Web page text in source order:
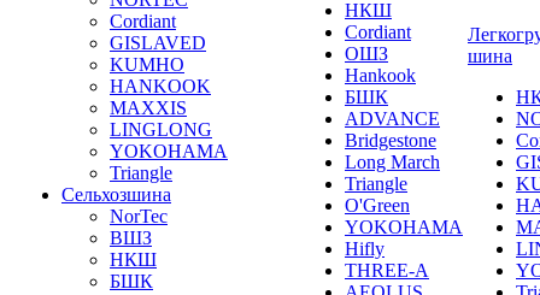
Cordiant
GISLAVED
KUMHO
HANKOOK
MAXXIS
LINGLONG
YOKOHAMA
Triangle
Сельхозшина
NorTec
ВШЗ
НКШ
БШК
НКШ
Cordiant
ОШЗ
Hankook
БШК
ADVANCE
Bridgestone
Long March
Triangle
O'Green
YOKOHAMA
Hifly
THREE-A
шина